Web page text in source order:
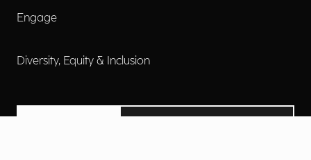
Engage
Diversity, Equity & Inclusion